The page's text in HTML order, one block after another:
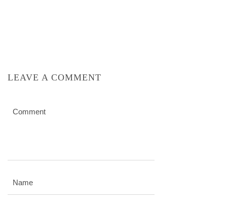
LEAVE A COMMENT